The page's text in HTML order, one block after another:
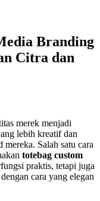
Branding
Citra dan
merek menjadi
lebih kreatif dan
Salah satu cara
totebag custom
praktis, tetapi juga
cara yang elegan